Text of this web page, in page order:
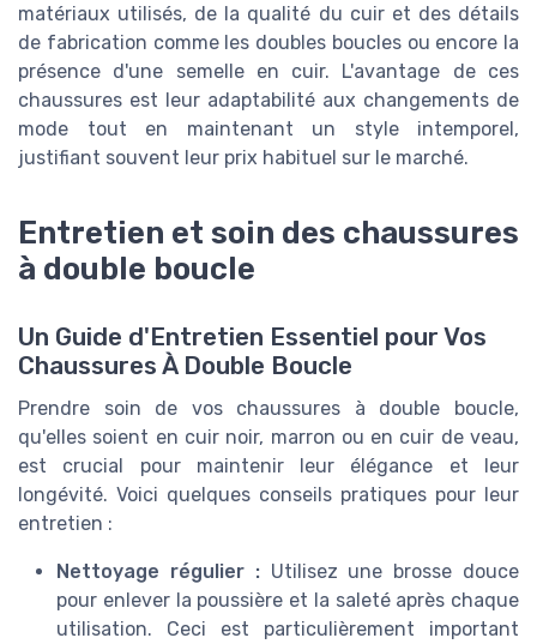
matériaux utilisés, de la qualité du cuir et des détails
de fabrication comme les doubles boucles ou encore la
présence d'une semelle en cuir. L'avantage de ces
chaussures est leur adaptabilité aux changements de
mode tout en maintenant un style intemporel,
justifiant souvent leur prix habituel sur le marché.
Entretien et soin des chaussures
à double boucle
Un Guide d'Entretien Essentiel pour Vos
Chaussures À Double Boucle
Prendre soin de vos chaussures à double boucle,
qu'elles soient en cuir noir, marron ou en cuir de veau,
est crucial pour maintenir leur élégance et leur
longévité. Voici quelques conseils pratiques pour leur
entretien :
Nettoyage régulier :Utilisez une brosse douce
pour enlever la poussière et la saleté après chaque
utilisation. Ceci est particulièrement important